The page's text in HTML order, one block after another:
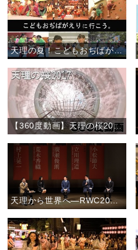
天理の夏！こどもおぢばがえりに行こう。
【360度動画】天理の桜2017
天理から世界へ―RWC2019日本大会に向けて―前半ダイジェスト